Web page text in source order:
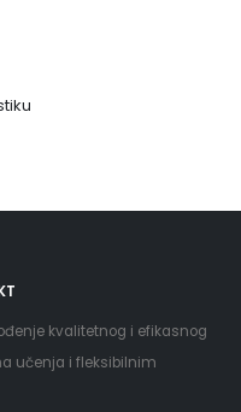
kvalitetnog i efikasnog
učenja i fleksibilnim